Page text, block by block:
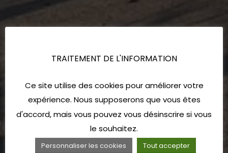
TRAITEMENT DE L'INFORMATION
Ce site utilise des cookies pour améliorer votre
expérience. Nous supposerons que vous êtes
d'accord, mais vous pouvez vous désinscrire si vous
le souhaitez.
Personnaliser les cookies
Tout accepter